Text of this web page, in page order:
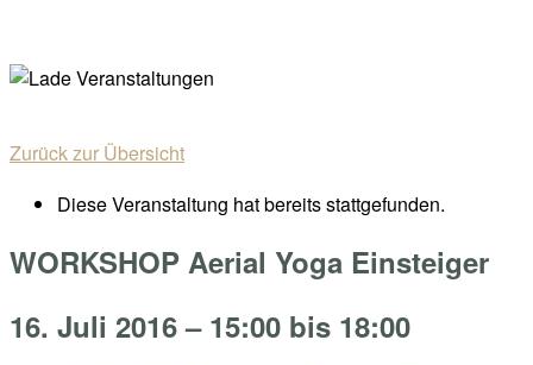
content
Menu
Zurück zur Übersicht
Diese Veranstaltung hat bereits stattgefunden.
WORKSHOP Aerial Yoga Einsteiger
16. Juli 2016 – 15:00 bis 18:00